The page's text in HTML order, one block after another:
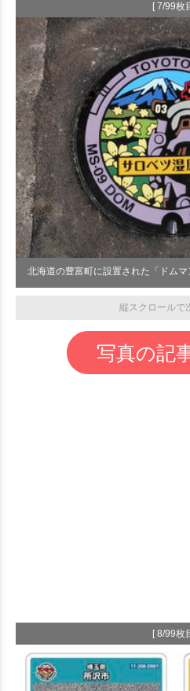
[ 7/99枚
北海道の豊富町に設置された「ドム
縦スクロールで
写真の記
[ 8/99枚